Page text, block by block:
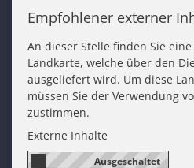
Empfohlener externer
An dieser Stelle finden Sie
Landkarte, welche über den
ausgeliefert wird. Um diese
müssen Sie der Verwendung
zustimmen.
Externe Inhalte